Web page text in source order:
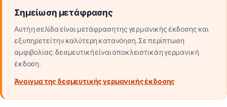
Σημείωση μετάφρασης
Αυτή η σελίδα είναι μετάφραση της γερμανικής έκδοσης και
εξυπηρετεί την καλύτερη κατανόηση. Σε περίπτωση
αμφιβολίας, δεσμευτική είναι αποκλειστικά η γερμανική
έκδοση.
Άνοιγμα της δεσμευτικής γερμανικής έκδοσης